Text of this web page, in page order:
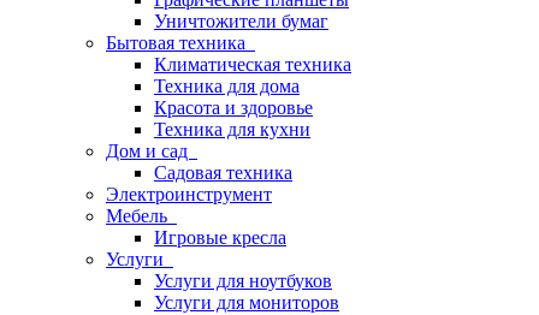
Уничтожители бумаг
Бытовая техника
Климатическая техника
Техника для дома
Красота и здоровье
Техника для кухни
Дом и сад
Садовая техника
Электроинструмент
Мебель
Игровые кресла
Услуги
Услуги для ноутбуков
Услуги для мониторов